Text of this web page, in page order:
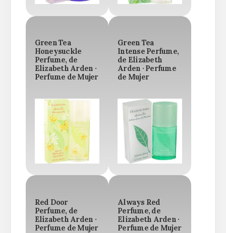
Green Tea
Honeysuckle
Perfume, de
Elizabeth Arden ·
Perfume de Mujer
Green Tea
Intense Perfume,
de Elizabeth
Arden · Perfume
de Mujer
Red Door
Perfume, de
Elizabeth Arden ·
Perfume de Mujer
Always Red
Perfume, de
Elizabeth Arden ·
Perfume de Mujer